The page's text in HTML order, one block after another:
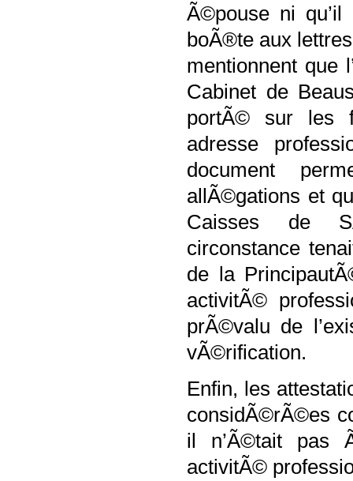
Ã©pouse ni
boÃ®te aux
mentionnent que
Cabinet de
portÃ© sur les
adresse
document
allÃ©gations et
Caisses de
circonstance
de la
activitÃ©
prÃ©valu de
vÃ©rification.
Enfin, les
considÃ©rÃ©es
il n’Ã©tait pas
activitÃ©